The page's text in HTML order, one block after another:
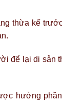
thừa kế
để lại di sản
hưởng